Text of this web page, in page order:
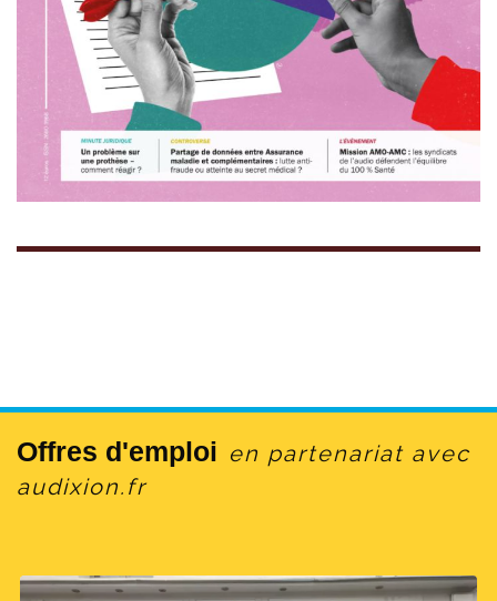
Offres d'emploi en partenariat avec
audixion.fr